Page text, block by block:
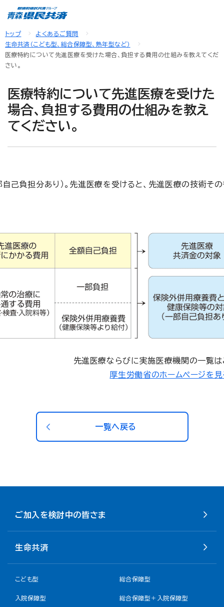
トップ
よくあるご質問
生命共済（こども型、総合保障型、熟年型など）
医療特約について先進医療を受けた場合、負担する費用の仕組みを教えてくだ
さい。
医療特約について先進医療を受けた
場合、負担する費用の仕組みを教え
てください。
分あり）。先進医療を受けると、先進医療の
先進医療ならびに実施医療機関の一覧は
厚生労働省のホームページを見
一覧へ戻る
ご加入を検討中の皆さま
生命共済
こども型 総合保障型
入院保障型 総合保障型＋入院保障型